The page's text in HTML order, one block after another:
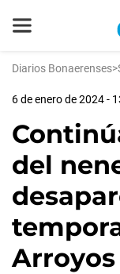
Diarios Bonaerenses>
6 de enero de 2024 -
del
Arroyos